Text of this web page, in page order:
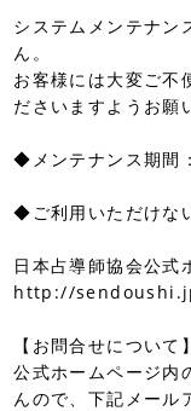
システムメンテナン
ん。
お客様には大変ご不
ださいますようお願
◆メンテナンス期間
◆ご利用いただけな
日本占導師協会公式
http://
【お問合せについて】
公式ホームページ内
んので、下記メール